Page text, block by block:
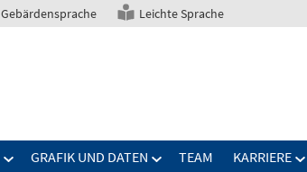
Gebärdensprache Leichte Sprache
GRAFIK UND DATEN TEAM KARRIERE